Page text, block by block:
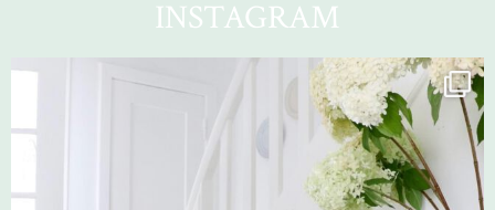
INSTAGRAM